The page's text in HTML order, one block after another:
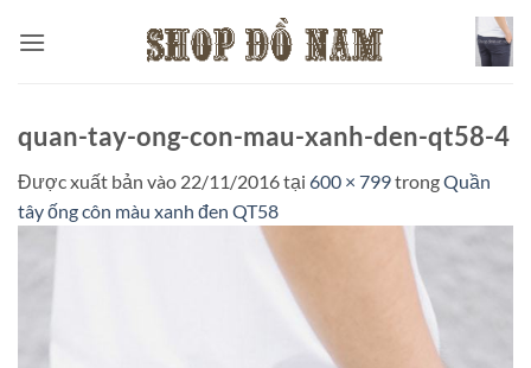
qua
quan-tay-ong-con-mau-xanh-den-qt58-4
Được xuất bản vào 22/11/2016tại 600 × 799trongQuần
tây ống côn màu xanh đen QT58